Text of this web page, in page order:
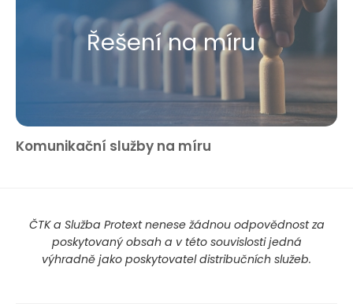
Řešení na míru
Komunikační služby na míru
ČTK a Služba Protext nenese žádnou odpovědnost za
poskytovaný obsah a v této souvislosti jedná
výhradně jako poskytovatel distribučních služeb.